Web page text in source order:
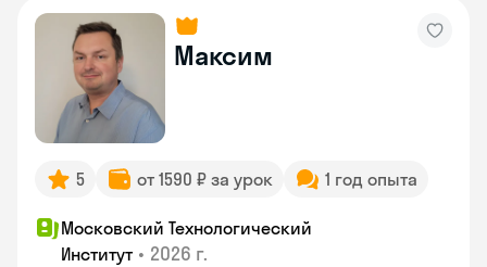
Максим
5 от 1590 ₽ за урок 1 год опыта
Московский Технологический
Институт • 2026 г.